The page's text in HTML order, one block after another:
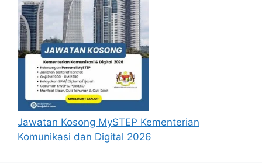
kerajaan dan sumber yang dipercayai
untuk memudahkan proses permohonan.
Jawatan Kosong MySTEP Kementerian
Komunikasi dan Digital 2026